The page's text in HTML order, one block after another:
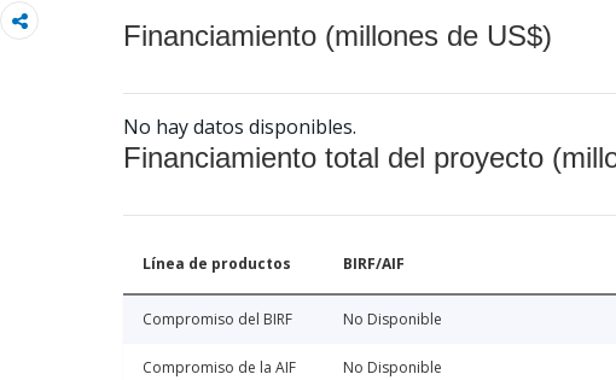
Financiamiento (millones de US$)
No hay datos disponibles.
Financiamiento total del proyecto
Línea de productos BIRF/AIF
Compromiso del BIRF No Disponible
Compromiso de la AIF No Disponible